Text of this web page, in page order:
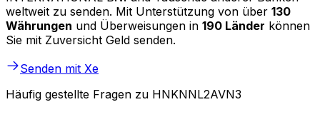
weltweit zu senden. Mit Unterstützung von über 130
Währungen und Überweisungen in 190 Länder können
Sie mit Zuversicht Geld senden.
Senden mit Xe
Häufig gestellte Fragen zu HNKNNL2AVN3